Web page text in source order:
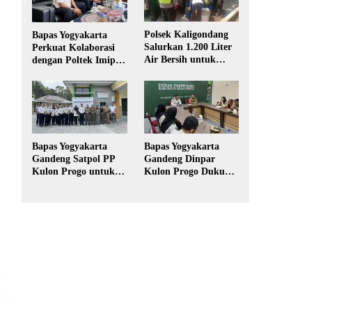
Bapas Yogyakarta
Perkuat Kolaborasi
dengan Poltek Imipas,
Magang Taruna
Polsek Kaligondang
Salurkan 1.200 Liter
Air Bersih untuk
Kekeringan di
Purbalingga
Bapas Yogyakarta
Gandeng Satpol PP
Kulon Progo untuk
Bapas Yogyakarta
Gandeng Dinpar
Kulon Progo Dukung